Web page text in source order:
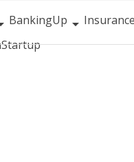
BankingUp
Startup